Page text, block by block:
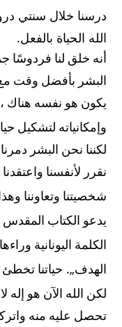
درسنا خلال سنتي
الله الحياة بالفعل.
أنه خلق لنا
البشر بأفضل وقت
يكون هو نفسه هناك ،
وإمكانياته لتشكيل
لكننا نحن البشر
نقرر لأنفسنا
شخصيتنا وتعاوننا
يدعو الكتاب
الكلمة اليونانية
الهدف„. حياتنا
لكن الله الآن هو إله
تحصل عليه منه